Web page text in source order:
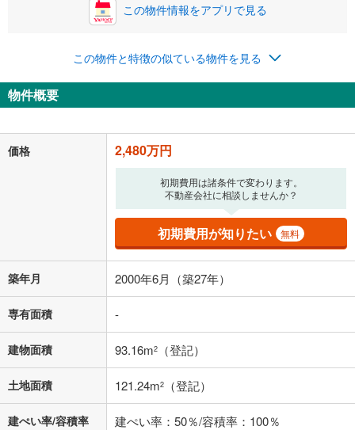
0円
ナス時の増額分（1回分）を入力してください。
ボーナス払いの限度額は金融機関によって異なります。
閉じる
月々の返済額
上、ご自身での入力をお願いいたします。初期設定で自動入力されてい
る値は、実際の金融機関等における貸出金利とは何ら関係がなく、実際
の金融機関等における貸出金利を何ら保証するものではありません。返
済方法「元利均等返済」にて算出しております。入力された金利を35年
適用した場合の計算結果を表示しています。
その他月額費用や、初期費用がかかります。ご注意ください。実際にお
借り入れの際は各金融機関等に、必ずご自身でご確認をお願いいたしま
す。
条件によってお借り入れができないことがあります。
不動産会社に購入相談をする
閉じる
この物件情報をアプリで見る
この物件と特徴の似ている物件を見る
物件概要
価格 2,480万円
初期費用は諸条件で変わります。
不動産会社に相談しませんか？
初期費用が知りたい 無料
築年月 2000年6月（築27年）
専有面積 -
建物面積 93.16m2 （登記）
土地面積 121.24m2 （登記）
建ぺい率/容積率 建ぺい率：50％/容積率：100％